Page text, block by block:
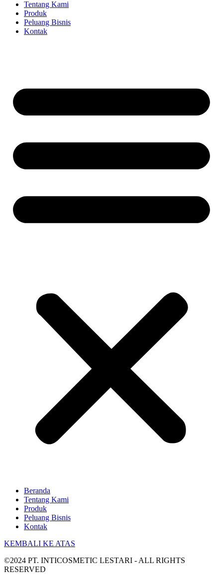
Tentang Kami
Produk
Peluang Bisnis
Kontak
Beranda
Tentang Kami
Produk
Peluang Bisnis
Kontak
KEMBALI KE ATAS
©2024 PT. INTICOSMETIC LESTARI - ALL RIGHTS
RESERVED